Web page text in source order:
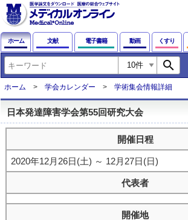
ホーム 文献 電子書籍 動画 くすり
search
ホーム 学会カレンダー 学術集会情報詳細
日本発達障害学会第55回研究大会
開催日程
2020年12月26日(土) ～ 12月27日(日)
代表者
開催地